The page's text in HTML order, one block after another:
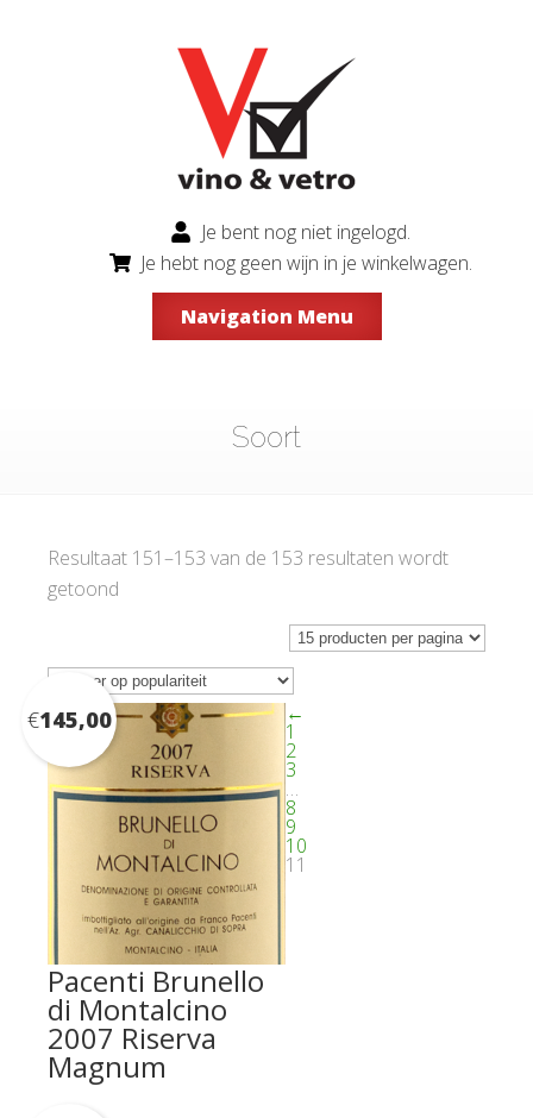
Je bent nog niet ingelogd.
Je hebt nog geen wijn in je winkelwagen.
Navigation Menu
Soort
Resultaat 151–153 van de 153 resultaten wordt
getoond
Pacenti Brunello
di Montalcino
2007 Riserva
Magnum
€145,00 ←
1
2
3
…
8
9
10
11